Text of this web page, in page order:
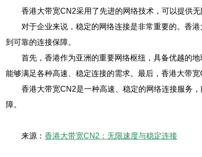
香港大带宽CN2采用了先进的网络技术，可以提供
对于企业来说，稳定的网络连接是非常重要的。香
到可靠的连接保障。
首先，香港作为亚洲的重要网络枢纽，具备优越的
能够满足各种高速、稳定连接的需求。最后，香港大带
香港大带宽CN2是一种高速、稳定的网络连接服务
障。
来源： 香港大带宽CN2：无限速度与稳定连接